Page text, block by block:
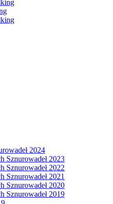
2024
Sznurowadeł 2023
Sznurowadeł 2022
Sznurowadeł 2021
Sznurowadeł 2020
Sznurowadeł 2019